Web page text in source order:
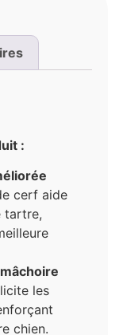
:
cerf aide
tartre,
les
chien.